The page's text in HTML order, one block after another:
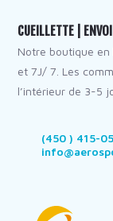
CUEILLETTE |
Notre boutique
et 7J/ 7. Les
l’intérieur de 3-5
(450 ) 415-